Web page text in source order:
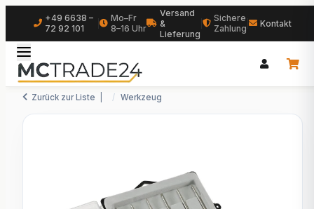
+49 6638 –
72 92 101
Mo–Fr
8–16 Uhr
Versand
&
Lieferung
Sichere
Zahlung
Kontakt
Zurück zur Liste Werkzeug